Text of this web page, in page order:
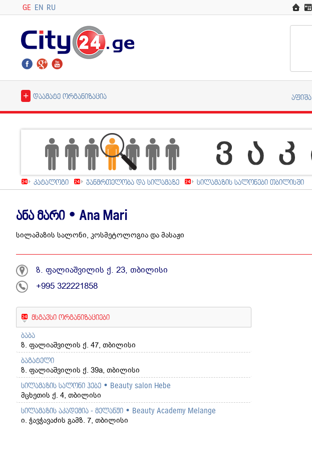
GE EN RU
+ დაამატე ორგანიზაცია აფიშა
კატალოგი ჯანმრთელობა და სილამაზე სილამაზის სალონები თბილისში
ანა მარი • Ana Mari
სილამაზის სალონი, კოსმეტოლოგია და მასაჟი
ზ. ფალიაშვილის ქ. 23, თბილისი
+995 322221858
მსგავსი ორგანიზაციები
ბაბა
ზ. ფალიაშვილის ქ. 47, თბილისი
ბაგატელი
ზ. ფალიაშვილის ქ. 39a, თბილისი
სილამაზის სალონი ჰებე • Beauty salon Hebe
მცხეთის ქ. 4, თბილისი
სილამაზის აკადემია - მელანჟი • Beauty Academy Melange
ი. ჭავჭავაძის გამზ. 7, თბილისი